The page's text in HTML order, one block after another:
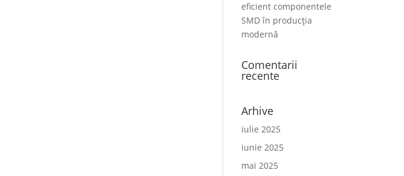
eficient componentele
SMD în producția
modernă
Comentarii
recente
Arhive
iulie 2025
iunie 2025
mai 2025